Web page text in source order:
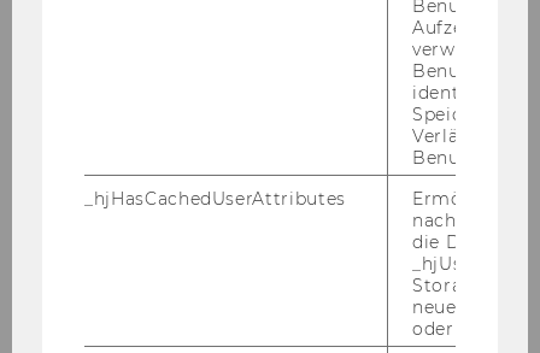
um struk­tu­rel­le Pro­ble­me, die län­ger­fris­tig in
un­se­rer mo­der­nen Ge­sell­schaft an­ge­legt sind.
Kön­nen Sie für diese Pro­ble­me ein paar Bei­
Mo­ebi­us: Neh­men wir etwa die Demokratie-​
Krise, also den Ver­trau­ens­ver­lust in In­sti­tu­tio­
nen und den zu­neh­men­den Po­pu­lis­mus.
Schon 1926 wurde bei einem Soziologie-​
Kongress in Wien dis­ku­tiert, dass De­mo­kra­tie
nicht davor ge­feit ist, mit de­mo­kra­ti­schen Mit­
teln ab­ge­schafft zu wer­den.
Benutzers.
verwendet,
identifizieren.
Verlängert
_hjHasCachedUserAttributes
Ermöglicht
die Daten in
Storage auf
neuesten
oder nicht.